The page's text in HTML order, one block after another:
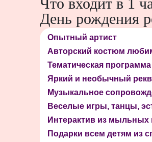
День рождения
Опытный артист
Авторский костюм
Тематическая
Яркий и необычный
Музыкальное
Веселые игры, танцы,
Интерактив из мыльных
Подарки всем детям из